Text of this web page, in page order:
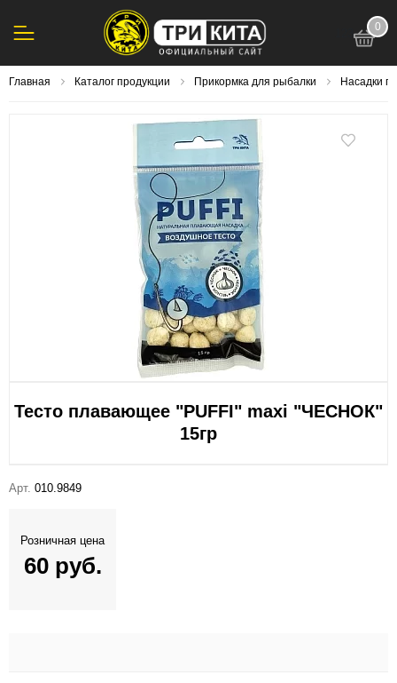
0
Главная Каталог продукции Прикормка для рыбалки Насадки
Тесто плавающее "PUFFI" maxi "ЧЕСНОК"
15гр
Арт. 010.9849
Розничная цена
60 руб.